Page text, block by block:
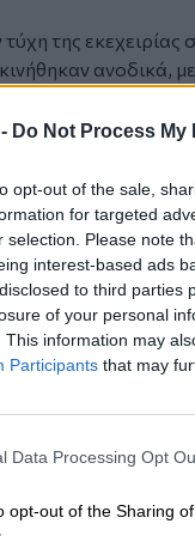
Do Not Process
opt-out of the sale,
for targeted
selection. Please note
interest-based ads
to third parties
of your personal
This information may
Participants that may
Data Processing Opt
opt-out of the Sharing
της
ανοδικά,
τα ρεκόρ
την εβδομάδα οι
για άνοιγμα των
στα 104,21
δολ. το
με πρωταγωνιστή
βάσης
η ΕΚΤ,
ανεβάζουν τον
λάθος, την
2008, την
σημείο,
όλων των εποχών. H
325 μονάδες